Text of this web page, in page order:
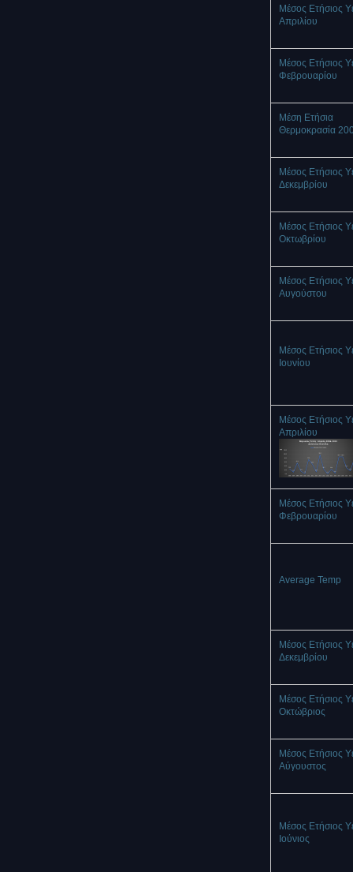
Μέσος Ετήσιος
Απριλίου
Μέσος Ετήσιος
Φεβρουαρίου
Μέση Ετήσια
Θερμοκρασία
Μέσος Ετήσιος
Δεκεμβρίου
Μέσος Ετήσιος
Οκτωβρίου
Μέσος Ετήσιος
Αυγούστου
Μέσος Ετήσιος
Ιουνίου
Μέσος Ετήσιος
Απριλίου
Μέσος Ετήσιος
Φεβρουαρίου
Average Temp
Μέσος Ετήσιος
Δεκεμβρίου
Μέσος Ετήσιος
Οκτώβριος
Μέσος Ετήσιος
Αύγουστος
Μέσος Ετήσιος
Ιούνιος